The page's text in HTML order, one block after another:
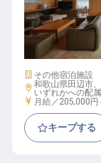
マルチタスク
不問／格安単
施設業態
その他宿泊施設
勤務地
和歌山県田辺市
いずれかへの配
給与
月給／205,000円
キープする